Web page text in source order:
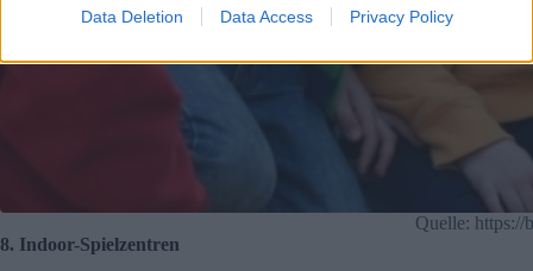
Data Deletion Data Access Privacy Policy
Quelle: https://
8. Indoor-Spielzentren